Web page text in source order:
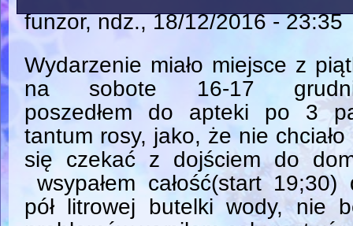
funzor, ndz., 18/12/2016 - 23:35
Wydarzenie miało miejsce z
na sobote 16-17
poszedłem do apteki po 3
tantum rosy, jako, że nie chciało
się czekać z dojściem do
wsypałem całość(start 19;30)
pół litrowej butelki wody, nie